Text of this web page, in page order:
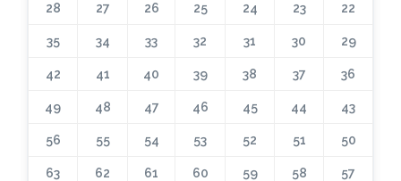
22
23
24
25
26
27
28
29
30
31
32
33
34
35
36
37
38
39
40
41
42
43
44
45
46
47
48
49
50
51
52
53
54
55
56
57
58
59
60
61
62
63